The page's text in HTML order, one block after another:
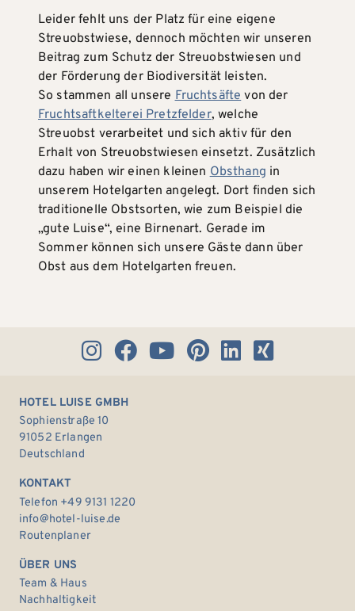
Leider fehlt uns der Platz für eine eigene
Streuobstwiese, dennoch möchten wir unseren
Beitrag zum Schutz der Streuobstwiesen und
der Förderung der Biodiversität leisten.
So stammen all unsereFruchtsäftevon der
Fruchtsaftkelterei Pretzfelder, welche
Streuobst verarbeitet und sich aktiv für den
Erhalt von Streuobstwiesen einsetzt. Zusätzlich
dazu haben wir einen kleinenObsthang in
unserem Hotelgarten angelegt. Dort finden sich
traditionelle Obstsorten, wie zum Beispiel die
„gute Luise“, eine Birnenart. Gerade im
Sommer können sich unsere Gäste dann über
Obst aus dem Hotelgarten freuen.
HOTEL LUISE GMBH
Sophienstraße 10
91052 Erlangen
Deutschland
KONTAKT
Telefon +49 9131 1220
info@hotel-luise.de
Routenplaner
ÜBER UNS
Team & Haus
Nachhaltigkeit